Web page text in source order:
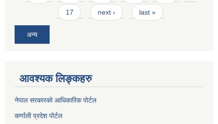
17 next › last »
अन्य
आवश्यक लिङ्कहरु
नेपाल सरकारको आधिकारिक पोर्टल
कर्णाली प्रदेश पोर्टल